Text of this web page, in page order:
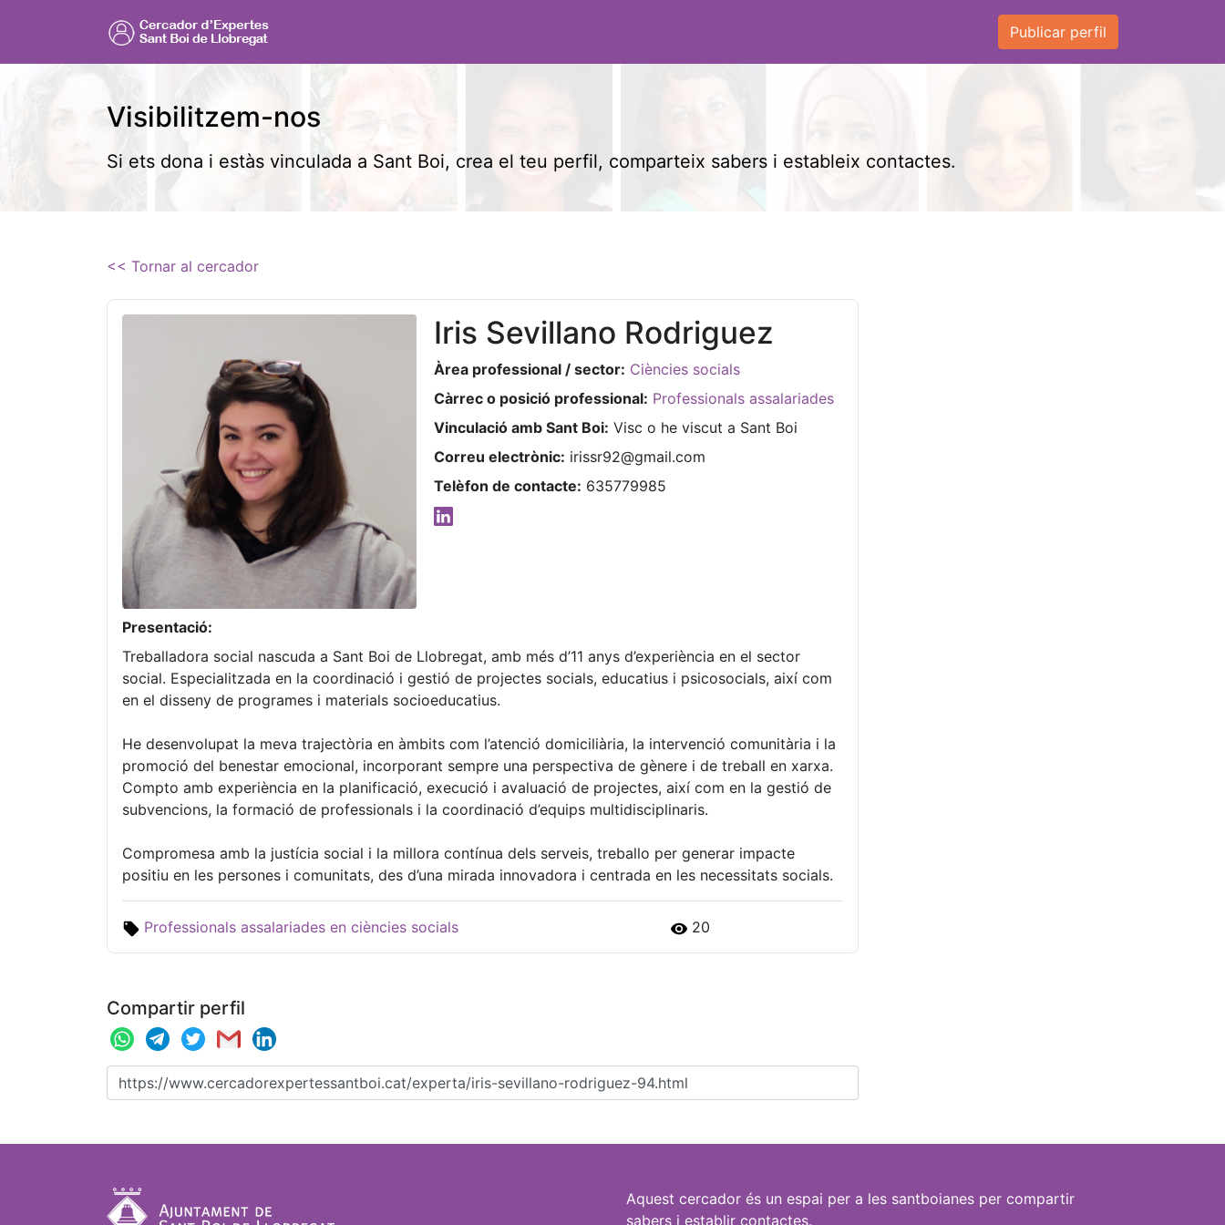
Publicar perfil
Visibilitzem-nos
Si ets dona i estàs vinculada a Sant Boi, crea el teu perfil, comparteix sabers i estableix contactes.
<< Tornar al cercador
Iris Sevillano Rodriguez
Àrea professional / sector: Ciències socials
Càrrec o posició professional: Professionals assalariades
Vinculació amb Sant Boi: Visc o he viscut a Sant Boi
Correu electrònic: irissr92@gmail.com
Telèfon de contacte: 635779985
Presentació:
Treballadora social nascuda a Sant Boi de Llobregat, amb més d’11 anys d’experiència en el sector
social. Especialitzada en la coordinació i gestió de projectes socials, educatius i psicosocials, així com
en el disseny de programes i materials socioeducatius.
He desenvolupat la meva trajectòria en àmbits com l’atenció domiciliària, la intervenció comunitària i la
promoció del benestar emocional, incorporant sempre una perspectiva de gènere i de treball en xarxa.
Compto amb experiència en la planificació, execució i avaluació de projectes, així com en la gestió de
subvencions, la formació de professionals i la coordinació d’equips multidisciplinaris.
Compromesa amb la justícia social i la millora contínua dels serveis, treballo per generar impacte
positiu en les persones i comunitats, des d’una mirada innovadora i centrada en les necessitats socials.
Professionals assalariades en ciències socials 20
Compartir perfil
Aquest cercador és un espai per a les santboianes per compartir
sabers i establir contactes.